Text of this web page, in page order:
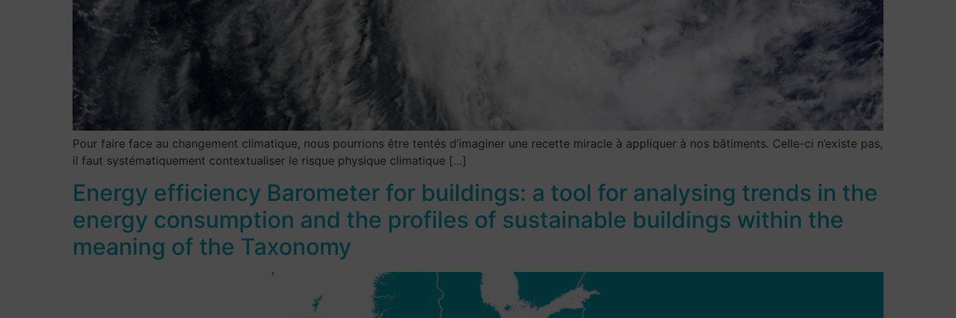
Pour faire face au changement climatique, nous pourrions être tentés d’imaginer une recette miracle à appliquer à nos bâtiments. Celle-ci n’existe pas,
il faut systématiquement contextualiser le risque physique climatique […]
Energy efficiency Barometer for buildings: a tool for analysing trends in the
energy consumption and the profiles of sustainable buildings within the
meaning of the Taxonomy